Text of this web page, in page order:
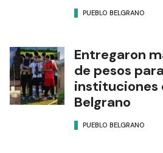
PUEBLO BELGRANO
Entregaron
de pesos
instituciones
Belgrano
PUEBLO BELGRANO